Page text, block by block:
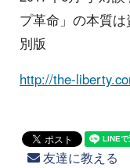
プ革命」の本質
別版
http://the-
友達に教える